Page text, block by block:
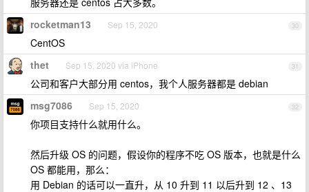
30
rocketman13 Sep 15, 2020
CentOS
31
thet Sep 15, 2020 via iPhone
公司和客户大部分用 centos，我个人服务器都是 debian
32
msg7086 Sep 15, 2020
你项目支持什么就用什么。
然后升级 OS 的问题，假设你的程序不吃 OS 版本，也就是什么
OS 都能用，那么：
用 Debian 的话可以一直升，从 10 升到 11 以后升到 12 、13